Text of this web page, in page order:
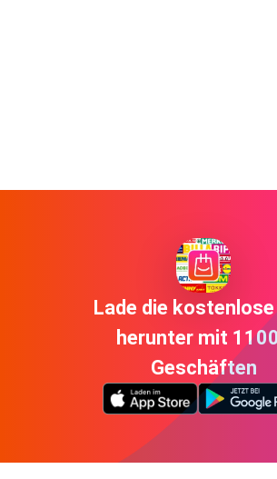
Lade die kostenlose
herunter mit
Geschäften